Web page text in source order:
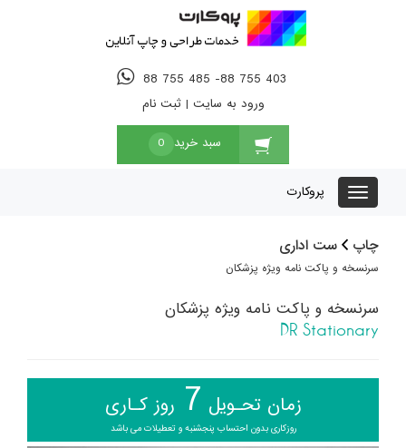
88 755 485 -88 755 403
ورود به سایت |ثبت نام
سبد خرید 0
پروکارت
چاپ ست اداری
سرنسخه و پاکت نامه ویژه پزشکان
سرنسخه و پاکت نامه ویژه پزشکان
DR Stationary
زمان تحـویل 7 روز کـاری
روزکاری بدون احتساب پنجشنبه و تعطیلات می باشد